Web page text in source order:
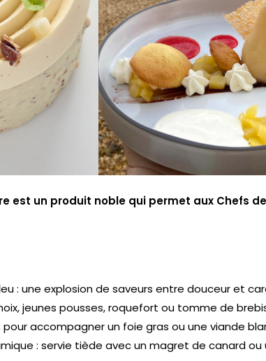
est un produit noble qui permet aux Chefs
: une explosion de saveurs entre douceur et
jeunes pousses, roquefort ou tomme de
accompagner un foie gras ou une viande
: servie tiède avec un magret de canard ou